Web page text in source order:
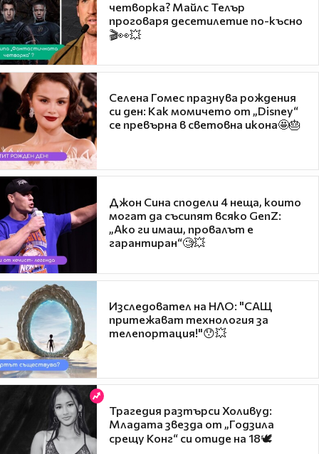
четворка? Майлс Телър
проговаря десетилетие по-късно
🎬👀💥
Селена Гомес празнува рождения
си ден: Как момичето от „Disney“
се превърна в световна икона🤩🎂
Джон Сина сподели 4 неща, които
могат да съсипят всяко GenZ:
„Ако ги имаш, провалът е
гарантиран“🧐💥
Изследовател на НЛО: "САЩ
притежават технология за
телепортация!"😯💥
Трагедия разтърси Холивуд:
Младата звезда от „Годзила
срещу Конг“ си отиде на 18🕊️